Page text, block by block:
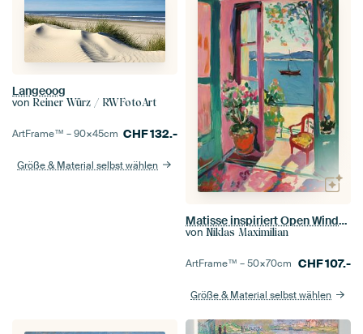
Langeoog
von Reiner Würz / RWFotoArt
ArtFrame™ –90×45cm CHF132.-
Größe & Material selbst wählen
Matisse inspiriert Open Window
von Niklas Maximilian
ArtFrame™ –50×70cm CHF107.-
Größe & Material selbst wählen